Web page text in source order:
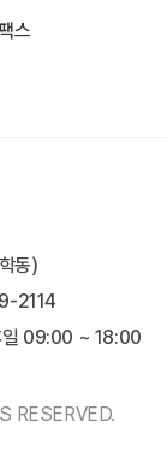
스
동)
2114
일 09:00 ~ 18:00
RESERVED.